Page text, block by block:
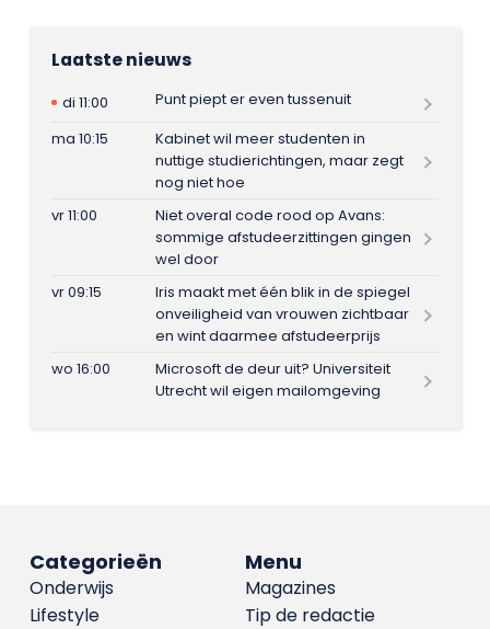
Laatste nieuws
di 11:00
Punt piept er even tussenuit
ma 10:15
Kabinet wil meer studenten in
nuttige studierichtingen, maar zegt
nog niet hoe
vr 11:00
Niet overal code rood op Avans:
sommige afstudeerzittingen gingen
wel door
vr 09:15
Iris maakt met één blik in de spiegel
onveiligheid van vrouwen zichtbaar
en wint daarmee afstudeerprijs
wo 16:00
Microsoft de deur uit? Universiteit
Utrecht wil eigen mailomgeving
Menu
Magazines
Tip de redactie
Categorieën
Onderwijs
Lifestyle